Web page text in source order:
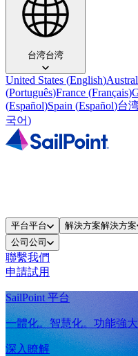
台湾台湾
United States (English)
(Português)France (Français)
(Español)Spain (Español)台
국어)
平台平台 解決方案解決方案
公司 公司
聯繫我們
申請試用
SailPoint 平台
一體化。智慧化。功能強
深入瞭解